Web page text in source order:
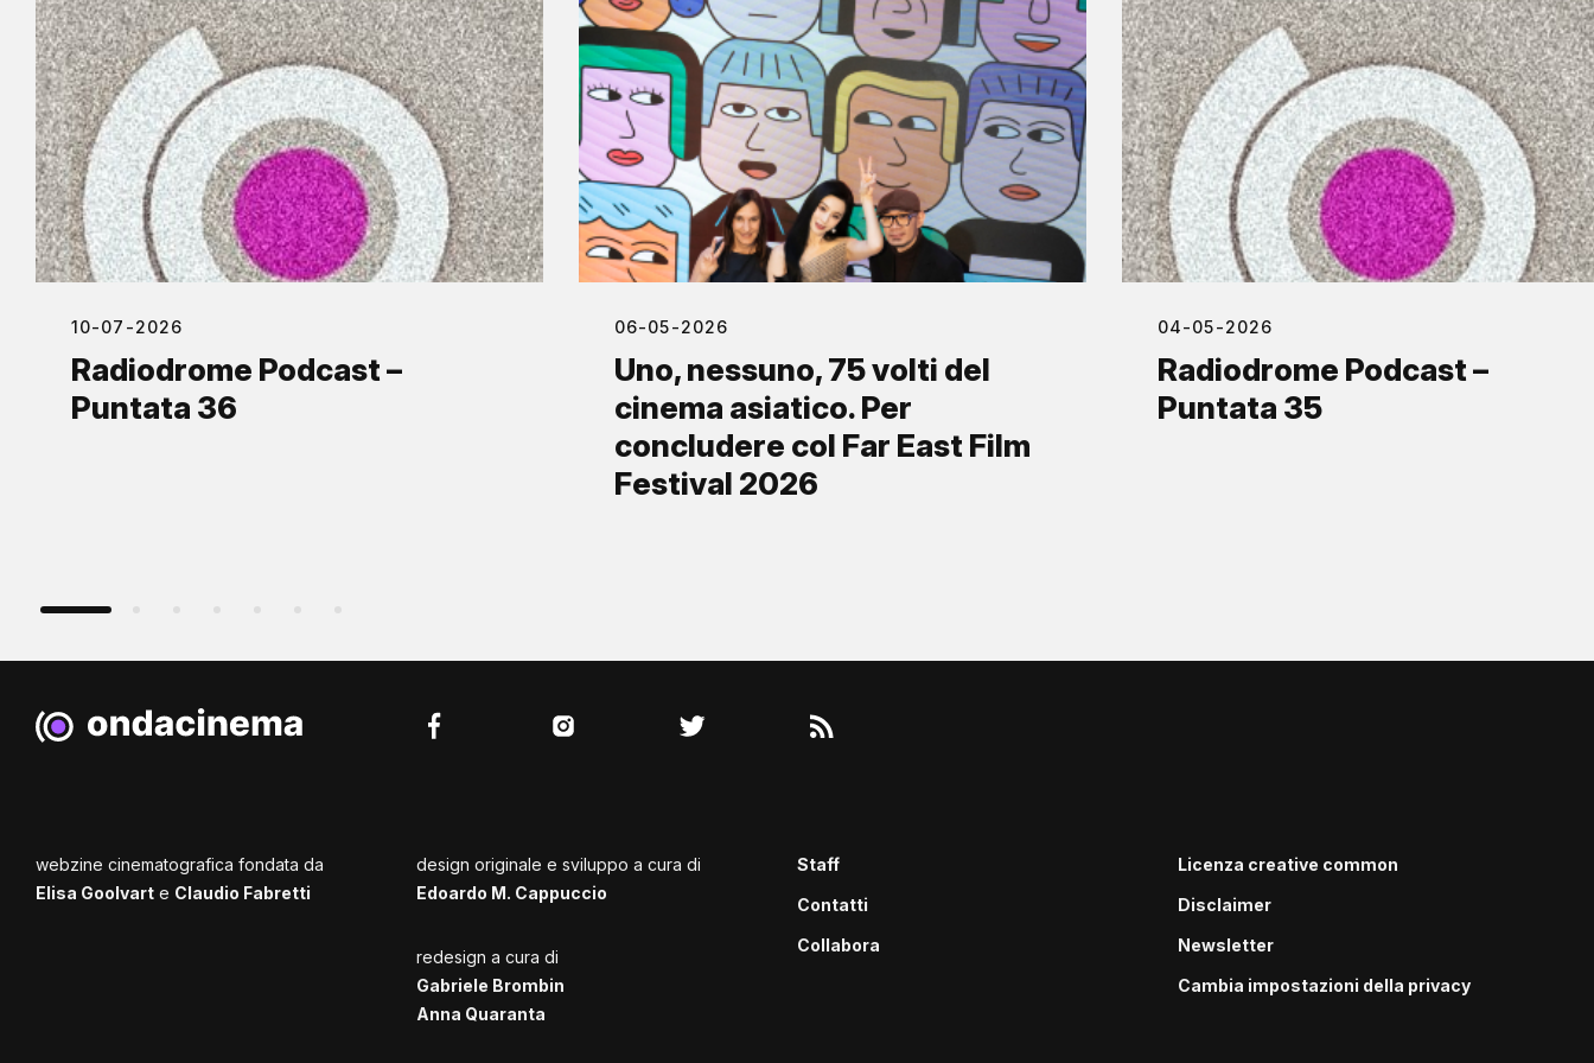
10-07-2026
Radiodrome Podcast –
Puntata 36
06-05-2026
Uno, nessuno, 75 volti del
cinema asiatico. Per
concludere col Far East Film
Festival 2026
04-05-2026
Radiodrome Podcast –
Puntata 35
webzine cinematografica fondata da
Elisa Goolvart e Claudio Fabretti
design originale e sviluppo a cura di
Edoardo M. Cappuccio
redesign a cura di
Gabriele Brombin
Anna Quaranta
Staff
Contatti
Collabora
Licenza creative common
Disclaimer
Newsletter
Cambia impostazioni della privacy